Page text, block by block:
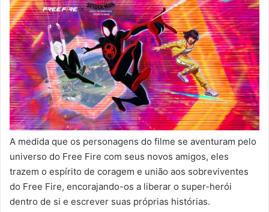
A medida que os personagens do filme se aventuram pelo
universo do Free Fire com seus novos amigos, eles
trazem o espírito de coragem e união aos sobreviventes
do Free Fire, encorajando-os a liberar o super-herói
dentro de si e escrever suas próprias histórias.